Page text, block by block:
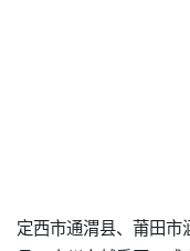
定西市通渭县、莆田